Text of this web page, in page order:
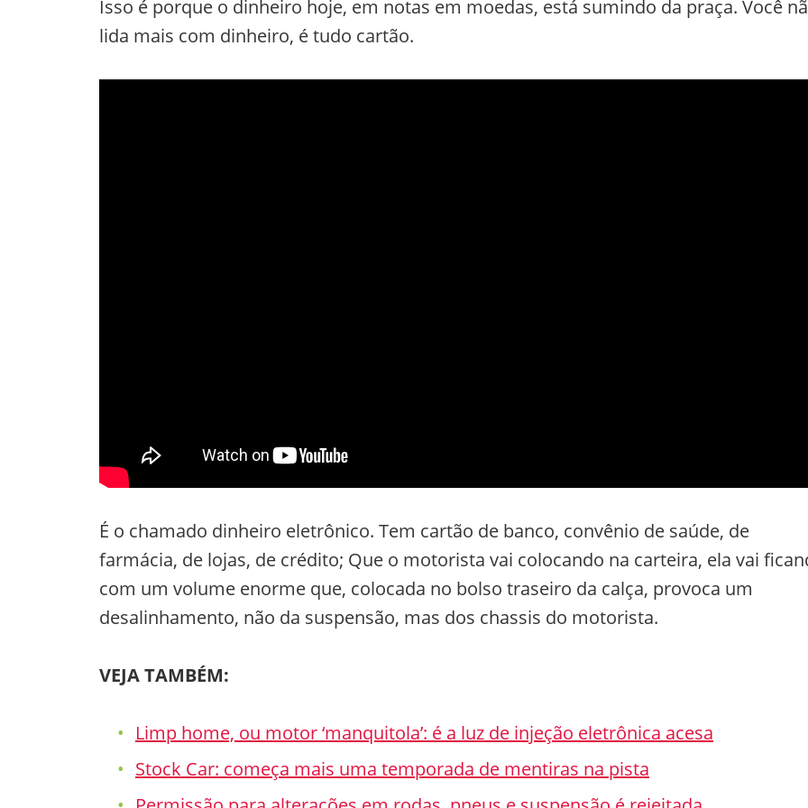
Isso é porque o dinheiro hoje, em notas em moedas, está sumindo da praça. Você
lida mais com dinheiro, é tudo cartão.
É o chamado dinheiro eletrônico. Tem cartão de banco, convênio de saúde, de
farmácia, de lojas, de crédito; Que o motorista vai colocando na carteira, ela vai
com um volume enorme que, colocada no bolso traseiro da calça, provoca um
desalinhamento, não da suspensão, mas dos chassis do motorista.
VEJA TAMBÉM:
Limp home, ou motor ‘manquitola’: é a luz de injeção eletrônica acesa
Stock Car: começa mais uma temporada de mentiras na pista